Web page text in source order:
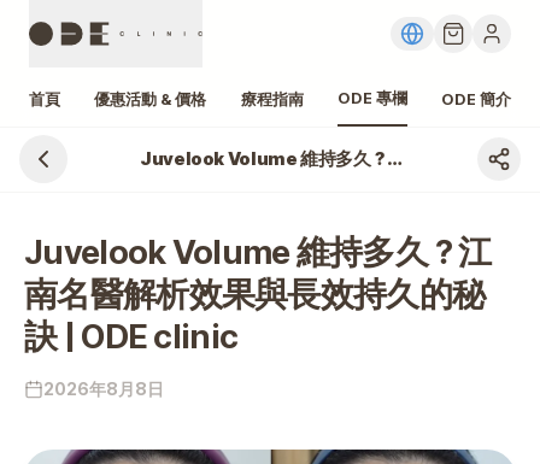
首頁 優惠活動 & 價格 療程指南 ODE 專欄 ODE 簡介
Juvelook Volume 維持多久？江南名醫解析效果與長效持久的秘訣 | ODE clinic
Juvelook Volume 維持多久？江
南名醫解析效果與長效持久的秘
訣 | ODE clinic
2026年8月8日